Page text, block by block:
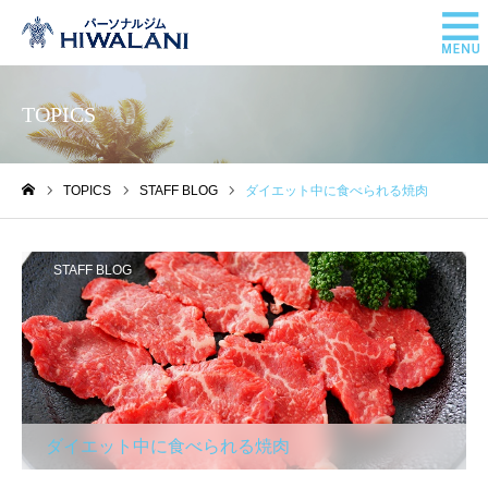
TOPICS
TOPICS STAFF BLOG ダイエット中に食べられる焼肉
STAFF BLOG
ダイエット中に食べられる焼肉